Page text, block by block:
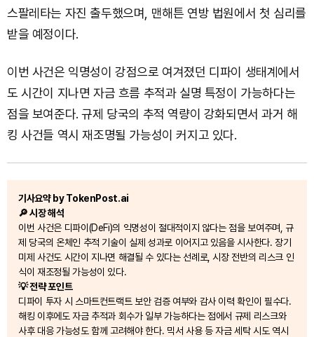
스팔레타는 자진 출두했으며, 맨해튼 연방 법원에서 첫 심리를
받을 예정이다.
이번 사건은 익명성이 강점으로 여겨졌던 디파이 생태계에서
도 시간이 지나면 자금 흐름 추적과 실명 특정이 가능하다는
점을 보여준다. 규제 당국의 추적 역량이 강화되면서 과거 해
킹 사건들 역시 재조명될 가능성이 커지고 있다.
기사요약 by TokenPost.ai
🔎 시장 해석
이번 사건은 디파이(DeFi)의 익명성이 절대적이지 않다는 점을 보여주며, 규
제 당국의 온체인 추적 기술이 실제 성과로 이어지고 있음을 시사한다. 장기
미제 사건도 시간이 지나면 해결될 수 있다는 선례로, 시장 전반의 리스크 인
식이 재조정될 가능성이 있다.
💡 전략 포인트
디파이 투자 시 스마트컨트랙트 보안 검증 여부와 감사 이력 확인이 필수다.
해킹 이후에도 자금 추적과 회수가 일부 가능하다는 점에서 규제 리스크와
사후 대응 가능성도 함께 고려해야 한다. 믹서 사용 등 자금 세탁 시도 역시